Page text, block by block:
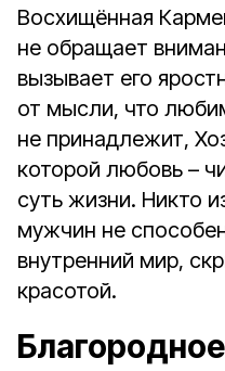
Восхищённая
не обращает
вызывает его
от мысли, что
не принадлежит,
которой любовь –
суть жизни. Никто
мужчин не
внутренний мир,
красотой.